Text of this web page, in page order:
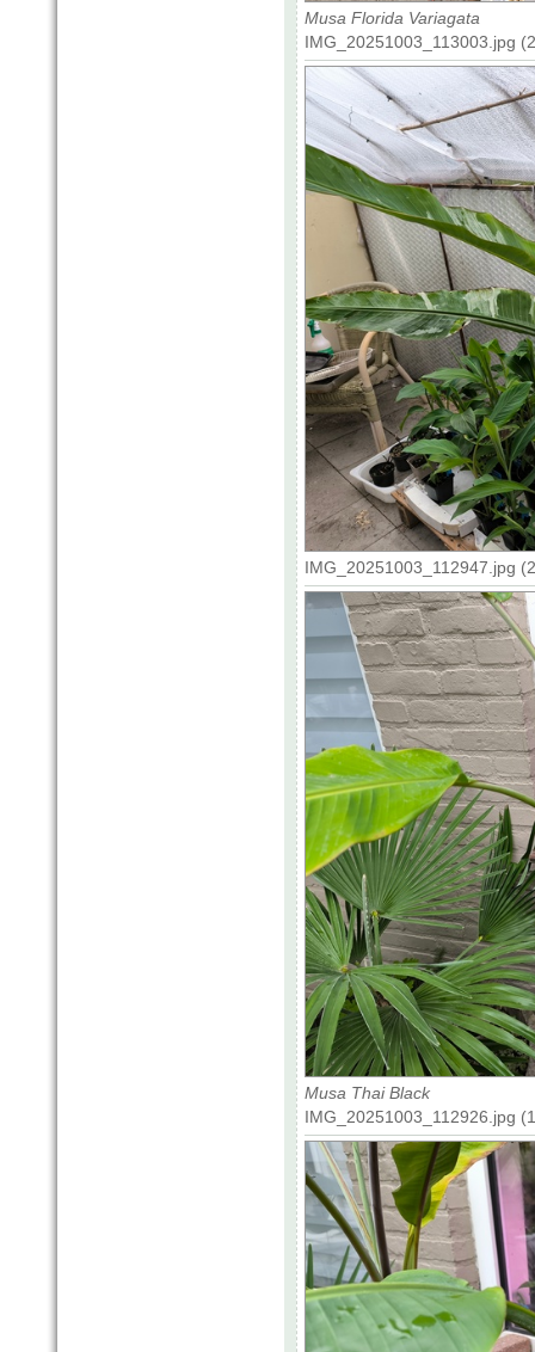
Musa Florida Variagata
IMG_20251003_113003.jpg
IMG_20251003_112947.jpg
Musa Thai Black
IMG_20251003_112926.jpg